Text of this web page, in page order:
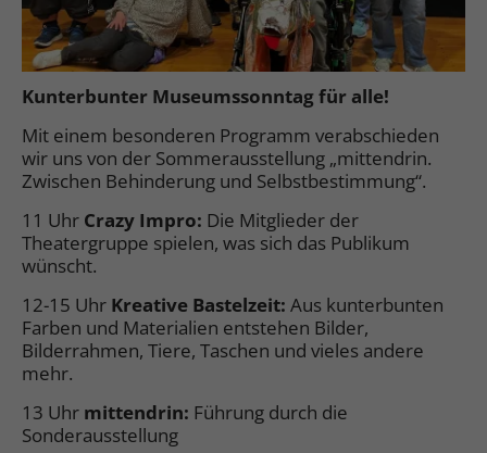
Kunterbunter Museumssonntag für alle!
Mit einem besonderen Programm verabschieden
wir uns von der Sommerausstellung „mittendrin.
Zwischen Behinderung und Selbstbestimmung“.
11 Uhr Crazy Impro: Die Mitglieder der
Theatergruppe spielen, was sich das Publikum
wünscht.
12-15 Uhr Kreative Bastelzeit: Aus kunterbunten
Farben und Materialien entstehen Bilder,
Bilderrahmen, Tiere, Taschen und vieles andere
mehr.
13 Uhr mittendrin: Führung durch die
Sonderausstellung